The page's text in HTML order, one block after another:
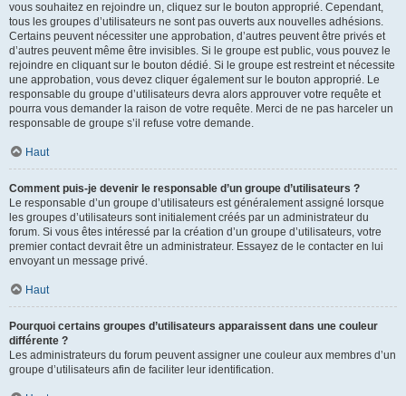
vous souhaitez en rejoindre un, cliquez sur le bouton approprié. Cependant,
tous les groupes d’utilisateurs ne sont pas ouverts aux nouvelles adhésions.
Certains peuvent nécessiter une approbation, d’autres peuvent être privés et
d’autres peuvent même être invisibles. Si le groupe est public, vous pouvez le
rejoindre en cliquant sur le bouton dédié. Si le groupe est restreint et nécessite
une approbation, vous devez cliquer également sur le bouton approprié. Le
responsable du groupe d’utilisateurs devra alors approuver votre requête et
pourra vous demander la raison de votre requête. Merci de ne pas harceler un
responsable de groupe s’il refuse votre demande.
Haut
Comment puis-je devenir le responsable d’un groupe d’utilisateurs ?
Le responsable d’un groupe d’utilisateurs est généralement assigné lorsque
les groupes d’utilisateurs sont initialement créés par un administrateur du
forum. Si vous êtes intéressé par la création d’un groupe d’utilisateurs, votre
premier contact devrait être un administrateur. Essayez de le contacter en lui
envoyant un message privé.
Haut
Pourquoi certains groupes d’utilisateurs apparaissent dans une couleur
différente ?
Les administrateurs du forum peuvent assigner une couleur aux membres d’un
groupe d’utilisateurs afin de faciliter leur identification.